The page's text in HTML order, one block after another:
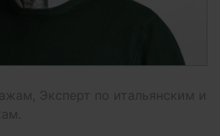
Эксперт по итальянским и